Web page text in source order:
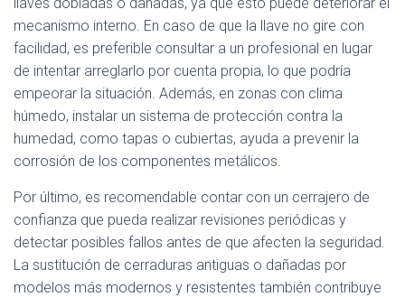
mecanismo interno. En caso de que la llave no gire con
facilidad, es preferible consultar a un profesional en lugar
de intentar arreglarlo por cuenta propia, lo que podría
empeorar la situación. Además, en zonas con clima
húmedo, instalar un sistema de protección contra la
humedad, como tapas o cubiertas, ayuda a prevenir la
corrosión de los componentes metálicos.
Por último, es recomendable contar con un cerrajero de
confianza que pueda realizar revisiones periódicas y
detectar posibles fallos antes de que afecten la seguridad.
La sustitución de cerraduras antiguas o dañadas por
modelos más modernos y resistentes también contribuye